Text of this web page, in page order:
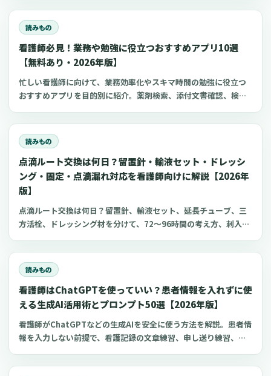
び方、針のゲージと長さ、皮下注射との違い、神経損傷やSIRVA
を避けるポイント、ワクチン接種時の手順までわかりやすく解説
します。
読みもの
看護師必見！業務や勉強に役立つおすすめアプリ10選
【無料あり・2026年版】
忙しい看護師に向けて、業務効率化やスキマ時間の勉強に役立つ
おすすめアプリを目的別に紹介。薬剤検索、添付文書確認、検査
心電図学習、シフト管理など、現場や復職準備で使いやすいアプ
リをまとめました。
読みもの
点滴ルート交換は何日？留置針・輸液セット・ドレッシ
ング・固定・点滴漏れ対応を看護師向けに解説【2026年
版】
点滴ルート交換は何日？留置針、輸液セット、延長チューブ、三
方活栓、ドレッシング材を分けて、72〜96時間の考え方、刺入部
読みもの
看護師はChatGPTを使っていい？患者情報を入れずに使
える生成AI活用術とプロンプト50選【2026年版】
看護師がChatGPTなどの生成AIを安全に使う方法を解説。患者情
報を入力しない前提で、看護記録の文章練習、申し送り練習、復